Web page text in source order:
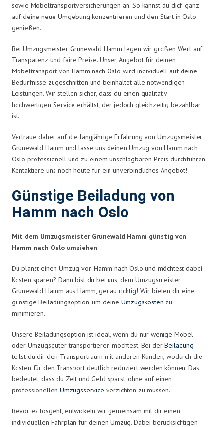
sowie Möbeltransportversicherungen an. So kannst du dich ganz
auf deine neue Umgebung konzentrieren und den Start in Oslo
genießen.
Bei Umzugsmeister Grunewald Hamm legen wir großen Wert auf
Transparenz und faire Preise. Unser Angebot für deinen
Möbeltransport von Hamm nach Oslo wird individuell auf deine
Bedürfnisse zugeschnitten und beinhaltet alle notwendigen
Leistungen. Wir stellen sicher, dass du einen qualitativ
hochwertigen Service erhältst, der jedoch gleichzeitig bezahlbar
ist.
Vertraue daher auf die langjährige Erfahrung von Umzugsmeister
Grunewald Hamm und lasse uns deinen Umzug von Hamm nach
Oslo professionell und zu einem unschlagbaren Preis durchführen.
Kontaktiere uns noch heute für ein unverbindliches Angebot!
Günstige Beiladung von
Hamm nach Oslo
Mit dem Umzugsmeister Grunewald Hamm günstig von
Hamm nach Oslo umziehen
Du planst einen Umzug von Hamm nach Oslo und möchtest dabei
Kosten sparen? Dann bist du bei uns, dem Umzugsmeister
Grunewald Hamm aus Hamm, genau richtig! Wir bieten dir eine
günstige Beiladungsoption, um deine Umzugskosten zu
minimieren.
Unsere Beiladungsoption ist ideal, wenn du nur wenige Möbel
oder Umzugsgüter transportieren möchtest. Bei der Beiladung
teilst du dir den Transportraum mit anderen Kunden, wodurch die
Kosten für den Transport deutlich reduziert werden können. Das
bedeutet, dass du Zeit und Geld sparst, ohne auf einen
professionellen Umzugsservice verzichten zu müssen.
Bevor es losgeht, entwickeln wir gemeinsam mit dir einen
individuellen Fahrplan für deinen Umzug. Dabei berücksichtigen